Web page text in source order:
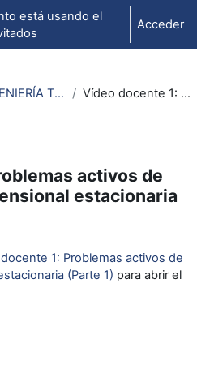
está usando el
Acceder
BLOQUE 2 - INGENIERÍA TÉRMICA: Tema 2. Transmisión de calor - Conducción unidimensional estacionaria (problemas activos) Vídeo docente 1: Problemas activos de conducción unidimensional estacionaria (Parte 1)
activos de
estacionaria
1: Problemas activos de
(Parte 1) para abrir el